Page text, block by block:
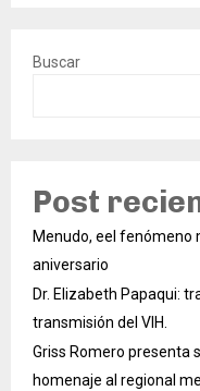
Buscar
Post
Menudo, eel fenómeno
aniversario
Dr. Elizabeth Papaqui:
transmisión del VIH.
Griss Romero presenta
homenaje al regional